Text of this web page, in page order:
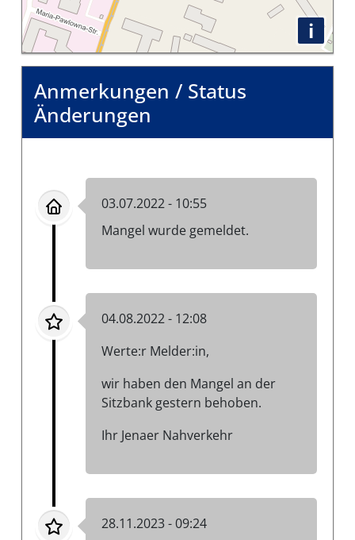
i
Anmerkungen / Status
Änderungen
03.07.2022 - 10:55
Mangel wurde gemeldet.
04.08.2022 - 12:08
Werte:r Melder:in,
wir haben den Mangel an der
Sitzbank gestern behoben.
Ihr Jenaer Nahverkehr
28.11.2023 - 09:24